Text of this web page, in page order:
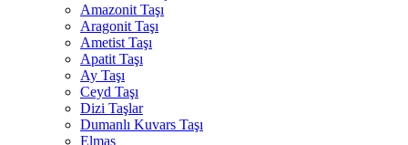
Amazonit Taşı
Aragonit Taşı
Ametist Taşı
Apatit Taşı
Ay Taşı
Ceyd Taşı
Dizi Taşlar
Dumanlı Kuvars Taşı
Elmas